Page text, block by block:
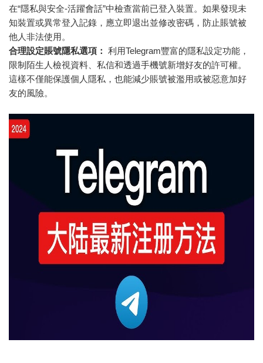
在“隱私與安全-活躍會話”中檢查當前已登入裝置。如果發現未
知裝置或異常登入記錄，應立即退出並修改密碼，防止賬號被
他人非法使用。
合理設定賬號隱私選項： 利用Telegram豐富的隱私設定功能，
限制陌生人檢視資料、私信和透過手機號新增好友的許可權。
這樣不僅能保護個人隱私，也能減少賬號被濫用或被惡意加好
友的風險。